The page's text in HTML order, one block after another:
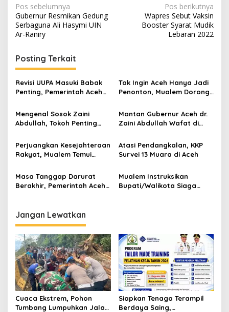
N
a
v
i
g
a
s
i
p
s
Pos sebelumnya
Gubernur Resmikan Gedung
Serbaguna Ali Hasymi UIN
Ar-Raniry
Pos berikutnya
Wapres Sebut Vaksin
Booster Syarat Mudik
Lebaran 2022
Posting Terkait
Revisi UUPA Masuki Babak
Penting, Pemerintah Aceh
Tak Ingin Aceh Hanya Jadi
Penonton, Mualem Dorong
Arun
Mengenal Sosok Zaini
Abdullah, Tokoh Penting
Aceh
Mantan Gubernur Aceh dr.
Zaini Abdullah Wafat di
Perjuangkan Kesejahteraan
Rakyat, Mualem Temui
Tambahan Anggaran
Atasi Pendangkalan, KKP
Survei 13 Muara di Aceh
Masa Tanggap Darurat
Berakhir, Pemerintah Aceh
Mualem Instruksikan
Bupati/Walikota Siaga
Jangan Lewatkan
Cuaca Ekstrem, Pohon
Tumbang Lumpuhkan Jalan
Siapkan Tenaga Terampil
Berdaya Saing,